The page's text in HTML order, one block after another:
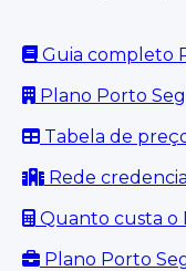
Guia completo
Plano Porto
Tabela de
Rede
Quanto custa o
Plano Porto